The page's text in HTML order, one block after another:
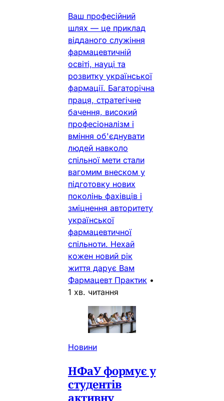
Ваш професійний
шлях — це приклад
відданого служіння
фармацевтичній
освіті, науці та
розвитку української
фармації. Багаторічна
праця, стратегічне
бачення, високий
професіоналізм і
вміння об'єднувати
людей навколо
спільної мети стали
вагомим внеском у
підготовку нових
поколінь фахівців і
зміцнення авторитету
української
фармацевтичної
спільноти. Нехай
кожен новий рік
життя дарує Вам
Фармацевт Практик •
1 хв. читання
Новини
НФаУ формує у
студентів
активну